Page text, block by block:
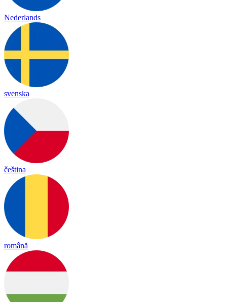
Nederlands
svenska
čeština
română